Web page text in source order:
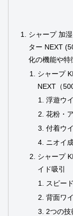
シャープ 加
ター NEXT
化の機能や特
シャープ
NEXT（
浮遊ウ
花粉・
付着ウ
ニオイ
シャープ
イド吸引
スピー
背面ワ
2つの技